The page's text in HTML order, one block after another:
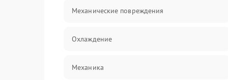
Механические повреждения
Охлаждение
Механика